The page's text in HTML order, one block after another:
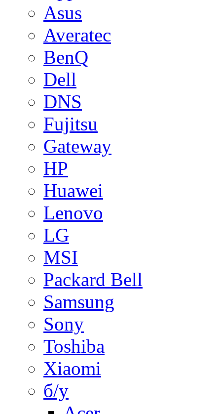
Asus
Averatec
BenQ
Dell
DNS
Fujitsu
Gateway
HP
Huawei
Lenovo
LG
MSI
Packard Bell
Samsung
Sony
Toshiba
Xiaomi
б/у